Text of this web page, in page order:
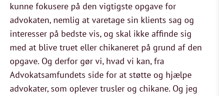
kunne fokusere på den vigtigste opgave for
advokaten, nemlig at varetage sin klients sag og
interesser på bedste vis, og skal ikke affinde sig
med at blive truet eller chikaneret på grund af den
opgave. Og derfor gør vi, hvad vi kan, fra
Advokatsamfundets side for at støtte og hjælpe
advokater, som oplever trusler og chikane. Og jeg